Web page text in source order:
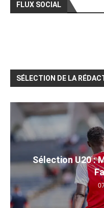
FLUX SOCIAL
SÉLECTION DE LA
Sélection U20 :